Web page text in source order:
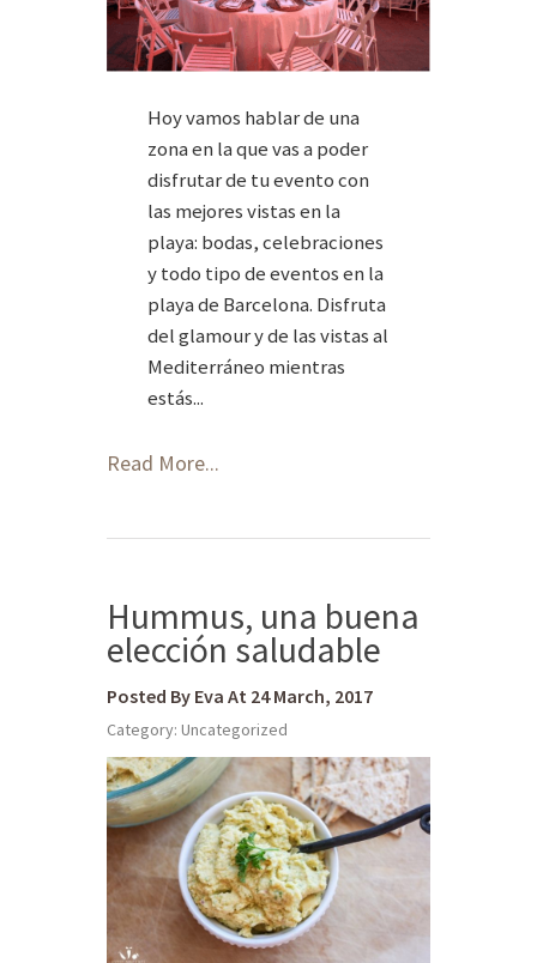
Hoy vamos hablar de una
zona en la que vas a poder
disfrutar de tu evento con
las mejores vistas en la
playa: bodas, celebraciones
y todo tipo de eventos en la
playa de Barcelona. Disfruta
del glamour y de las vistas al
Mediterráneo mientras
estás...
Read More...
Hummus, una buena
elección saludable
Posted By Eva At 24 March, 2017
Category: Uncategorized